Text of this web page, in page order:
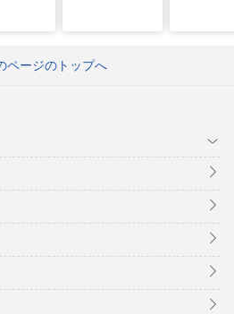
ページのトップへ